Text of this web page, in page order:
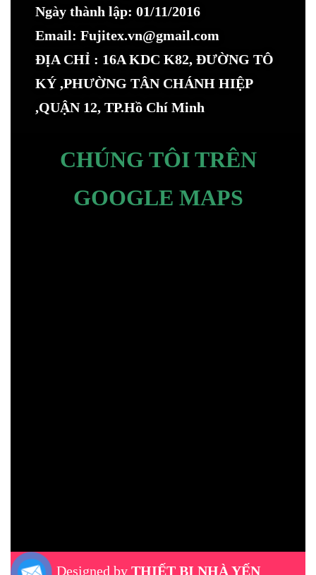
Ngày thành lập: 01/11/2016
Email: Fujitex.vn@gmail.com
ĐỊA CHỈ : 16A KDC K82, ĐƯỜNG TÔ
KÝ ,PHƯỜNG TÂN CHÁNH HIỆP
,QUẬN 12, TP.Hồ Chí Minh
CHÚNG TÔI TRÊN
GOOGLE MAPS
Designed by THIẾT BỊ NHÀ YẾN